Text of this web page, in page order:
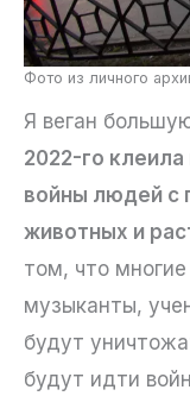
Фото из личного
Я веган
2022-го клеила
войны людей с
животных и
том, что
музыканты,
будут
будут идти